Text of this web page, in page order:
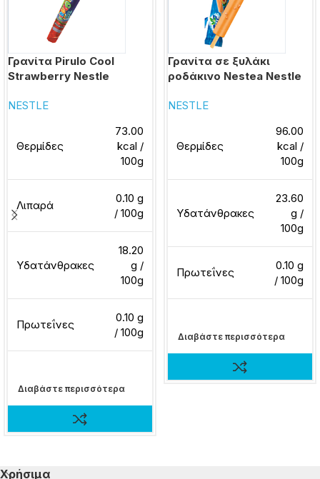
Γρανίτα Pirulo Cool
Strawberry Nestle
NESTLE
Θερμίδες
73.00
kcal /
100g
Λιπαρά
0.10 g
/ 100g
Υδατάνθρακες
18.20
g /
100g
Πρωτεΐνες
0.10 g
/ 100g
Διαβάστε περισσότερα
Γρανίτα σε ξυλάκι
ροδάκινο Nestea Nestle
NESTLE
Θερμίδες
96.00
kcal /
100g
Υδατάνθρακες
23.60
g /
100g
Πρωτεΐνες
0.10 g
/ 100g
Διαβάστε περισσότερα
Χρήσιμα